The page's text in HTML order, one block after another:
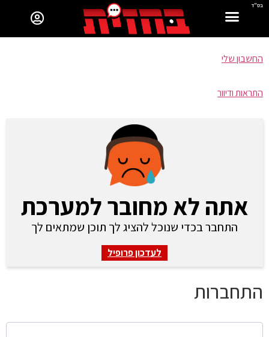
בס"ד
החשבון שלי
התראות ודיוור
אתה לא מחובר למערכת
התחבר בכדי שנוכל להציג לך תוכן שמתאים לך
לעדכון פרופיל
התחברות